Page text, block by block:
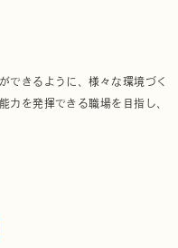
できるように、様々な環境づく
力を発揮できる職場を目指し、